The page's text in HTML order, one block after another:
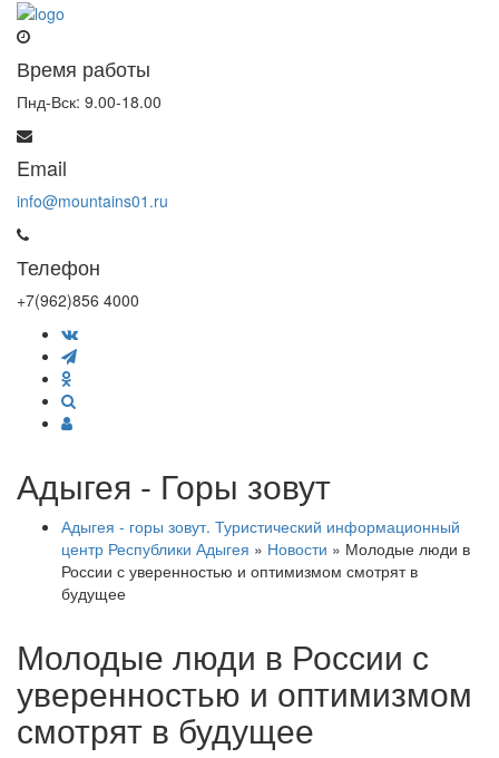
Время работы
Пнд-Вск: 9.00-18.00
Email
info@mountains01.ru
Телефон
+7(962)856 4000
Адыгея - Горы зовут
Адыгея - горы зовут. Туристический информационный
центр Республики Адыгея » Новости » Молодые люди в
России с уверенностью и оптимизмом смотрят в
будущее
Молодые люди в России с
уверенностью и оптимизмом
смотрят в будущее